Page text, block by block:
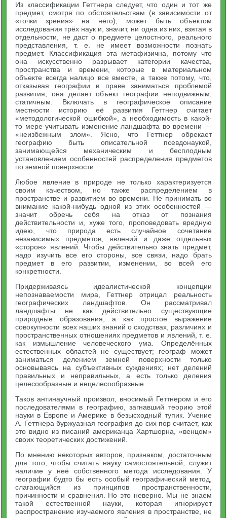
Из классификации Геттнера следует, что один и тот же
предмет, смотря по обстоятельствам (в зависимости от
«точки зрения» на него), может быть объектом
исследования трёх наук и, значит, ни одна из них, взятая в
отдельности, не даст о предмете целостного, реального
представления, т. е. не имеет возможности познать
предмет. Классификация эта метафизична, потому что
она искусственно разрывает категории качества,
пространства и времени, которые в материальном
объекте всегда налицо все вместе, а также потому, что,
отказывая географии в праве заниматься проблемой
развития, она делает объект географии неподвижным,
статичным. Включать в географическое описание
местности историю её развития Геттнер считает
«методологической ошибкой», а необходимость в какой-
то мере учитывать изменение ландшафта во времени —
«неизбежным злом». Ясно, что Геттнер обрекает
географию быть описательной псевдонаукой,
занимающейся механическим и бесплодным
установлением особенностей распределения предметов
по земной поверхности.
Любое явление в природе не только характеризуется
своим качеством, но также распределением в
пространстве и развитием во времени. Не принимать во
внимание какой-нибудь одной из этих особенностей —
значит обречь себя на отказ от познания
действительности и, хуже того, проповедовать вредную
идею, что природа есть случайное сочетание
независимых предметов, явлений и даже отдельных
«сторон» явлений. Чтобы действительно знать предмет,
надо изучить все его стороны, все связи, надо брать
предмет в его развитии, изменении, во всей его
конкретности.
Придерживаясь идеалистической концепции
непознаваемости мира, Геттнер отрицал реальность
географических ландшафтов. Он рассматривал
ландшафты не как действительно существующие
природные образования, а как простое выражение
совокупности всех наших знаний о сходствах, различиях и
пространственных отношениях предметов и явлений, т. е.
как измышление человеческого ума. Определённых
естественных областей не существует; географ может
заниматься делением земной поверхности только
основываясь на субъективных суждениях; нет делений
правильных и неправильных, а есть только деления
целесообразные и нецелесообразные.
Таков антинаучный произвол, вносимый Геттнером и его
последователями в географию, загнавший теорию этой
науки в Европе и Америке в безысходный тупик. Учение
А. Геттнера буржуазная география до сих пор считает, как
это видно из писаний американца Хартшорна, «венцом»
своих теоретических достижений.
По мнению некоторых авторов, признаком, достаточным
для того, чтобы считать науку самостоятельной, служит
наличие у неё собственного метода исследования. У
географии будто бы есть особый географический метод,
слагающийся из принципов пространственности,
причинности и сравнения. Но это неверно. Мы не знаем
такой естественной науки, которая игнорирует
распространение изучаемого явления в пространстве, не